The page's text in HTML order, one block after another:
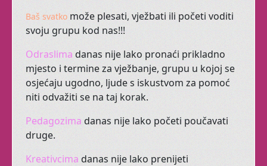
Zen Yoga
Osim dobrog fizičkog
stanaj tijela,Smatra se da se
poput nesanice astme
Baš svatko može plesati, vježbati ili početi voditi
svoju grupu kod nas!!!
Odraslima danas nije lako pronaći prikladno
mjesto i termineza vježbanje, grupu u kojoj se
osjećaju ugodno, ljudes iskustvom za pomoć
niti odvažiti se na taj korak.
Pedagozima danas nije lako početi poučavati
druge.
Kreativcima danas nije lako prenijeti